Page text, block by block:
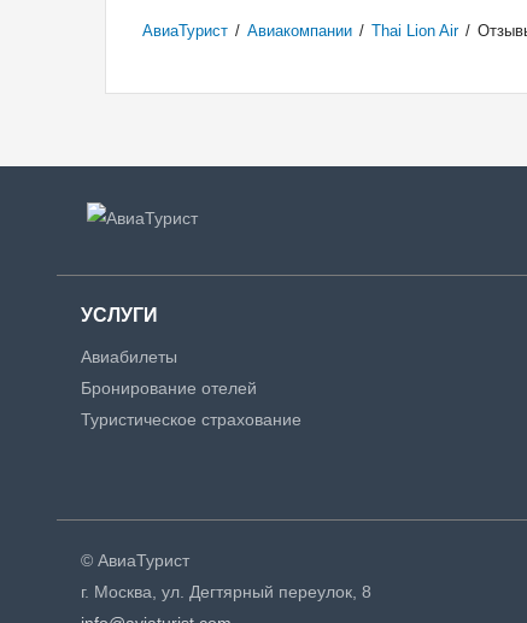
АвиаТурист / Авиакомпании / Thai Lion Air /
УСЛУГИ
Авиабилеты
Бронирование отелей
Туристическое страхование
© АвиаТурист
г. Москва, ул. Дегтярный переулок, 8